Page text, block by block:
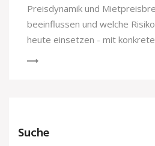
Preisdynamik und
beeinflussen und welche
heute einsetzen - mit
Suche